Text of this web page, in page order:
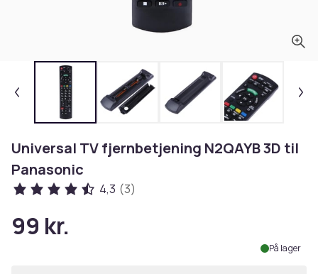
Universal TV fjernbetjening N2QAYB 3D til
Panasonic
4,3 (3)
99 kr.
På lager